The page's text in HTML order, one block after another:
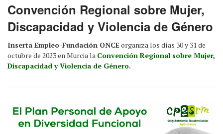
Convención Regional sobre Mujer,
Discapacidad y Violencia de Género
Inserta Empleo-Fundación ONCE organiza los días 30 y 31 de
octubre de 2023 en Murcia la Convención Regional sobre Mujer,
Discapacidad y Violencia de Género.